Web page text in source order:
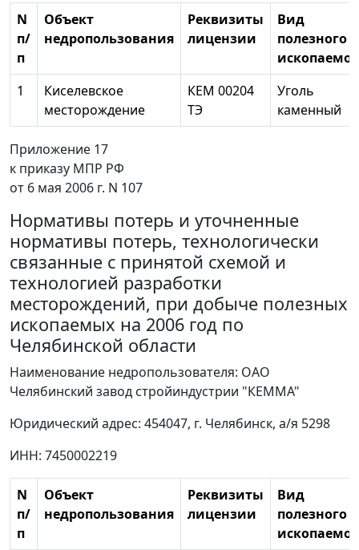
N
п/
п
Объект
недропользования
Реквизиты
лицензии
Вид
полезного
1
Киселевское
месторождение
КЕМ 00204
ТЭ
Уголь
каменный
Приложение 17
к приказу МПР РФ
от 6 мая 2006 г. N 107
Нормативы потерь и уточненные
нормативы потерь, технологически
связанные с принятой схемой и
технологией разработки
месторождений, при добыче полезных
ископаемых на 2006 год по
Челябинской области
Наименование недропользователя: ОАО
Челябинский завод стройиндустрии "КЕММА"
Юридический адрес: 454047, г. Челябинск, а/я 5298
ИНН: 7450002219
N
п/
п
Объект
недропользования
Реквизиты
лицензии
Вид
полезного